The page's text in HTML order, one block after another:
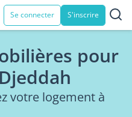
Se connecter S'inscrire
pour
votre logement à